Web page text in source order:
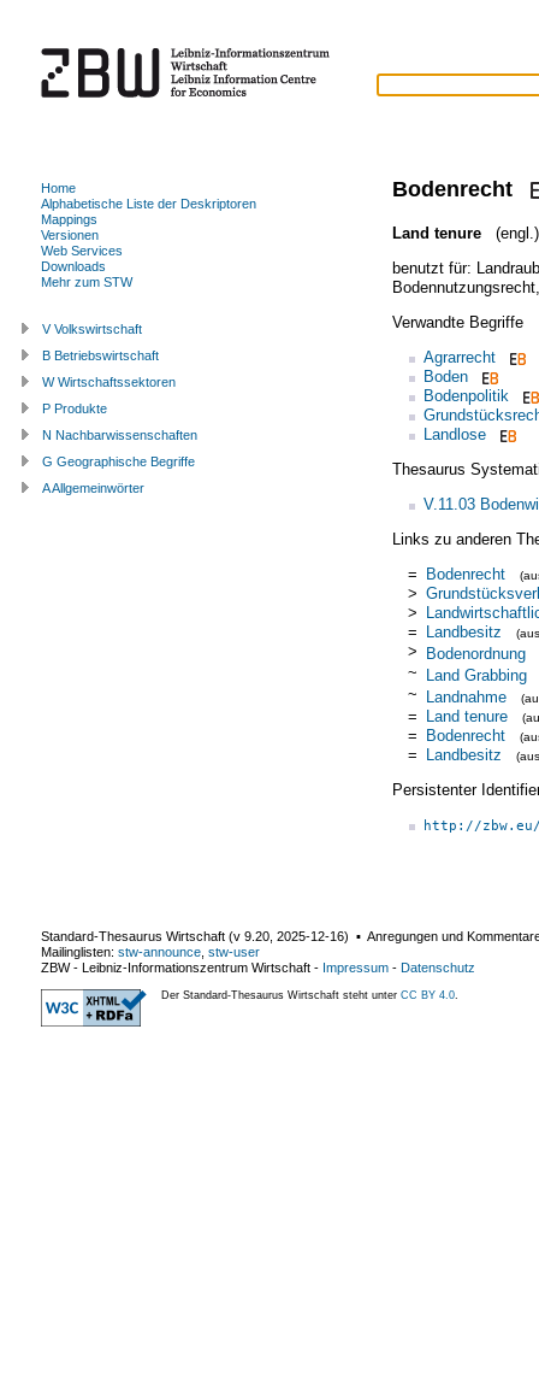
Bodenrecht
Land tenure
(engl.)
benutzt für: Landraub
Bodennutzungsrecht
Verwandte Begriffe
Agrarrecht
Boden
Bodenpolitik
Landlose
Thesaurus
V.11.03
Links zu anderen
= Bodenrecht
>
>
= Landbesitz
> Bodenordnung
~ Land Grabbing
~ Landnahme
= Land tenure
= Bodenrecht
= Landbesitz
Persistenter
http://
Home
Alphabetische Liste der Deskriptoren
Mappings
Versionen
Web Services
Downloads
Mehr zum STW
V Volkswirtschaft
B Betriebswirtschaft
W Wirtschaftssektoren
P Produkte
N Nachbarwissenschaften
G Geographische Begriffe
A Allgemeinwörter
Standard-Thesaurus Wirtschaft (v 9.20 2025-12-16) ▪ Anregungen und
Mailinglisten: stw-announce stw-user
ZBW - Leibniz-Informationszentrum Wirtschaft - Impressum - Datenschutz
Der Standard-Thesaurus Wirtschaft steht unter CC BY 4.0